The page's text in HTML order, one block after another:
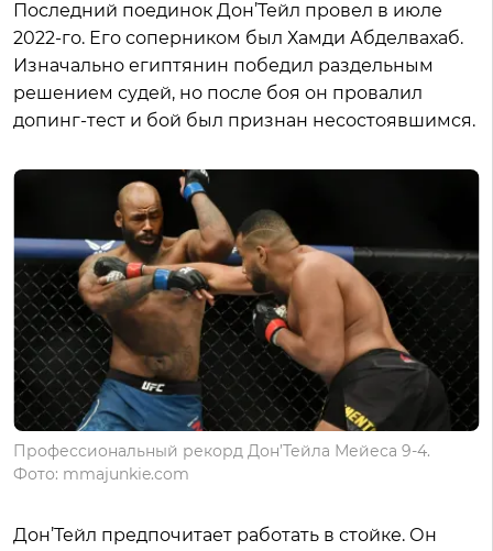
Последний поединок Дон’Тейл провел в июле
2022-го. Его соперником был Хамди Абделвахаб.
Изначально египтянин победил раздельным
решением судей, но после боя он провалил
допинг-тест и бой был признан несостоявшимся.
Профессиональный рекорд Дон’Тейла Мейеса 9-4.
Фото: mmajunkie.com
Дон’Тейл предпочитает работать в стойке. Он